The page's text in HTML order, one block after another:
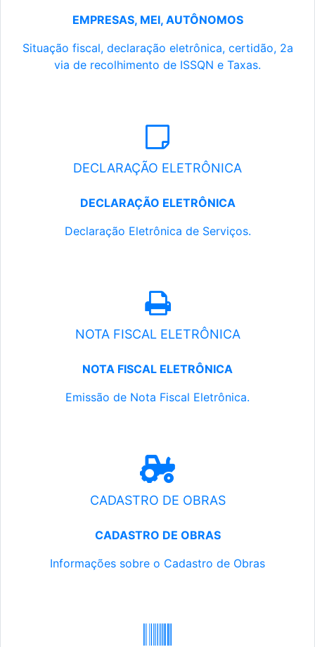
EMPRESAS, MEI, AUTÔNOMOS
Situação fiscal, declaração eletrônica, certidão, 2a
via de recolhimento de ISSQN e Taxas.
DECLARAÇÃO ELETRÔNICA
DECLARAÇÃO ELETRÔNICA
Declaração Eletrônica de Serviços.
NOTA FISCAL ELETRÔNICA
NOTA FISCAL ELETRÔNICA
Emissão de Nota Fiscal Eletrônica.
CADASTRO DE OBRAS
CADASTRO DE OBRAS
Informações sobre o Cadastro de Obras